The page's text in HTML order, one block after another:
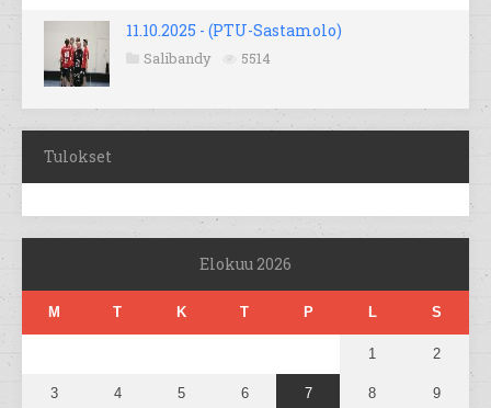
11.10.2025 - (PTU-Sastamolo)
Salibandy 5514
Tulokset
Elokuu 2026
M T K T P L S
1 2
3 4 5 6 7 8 9